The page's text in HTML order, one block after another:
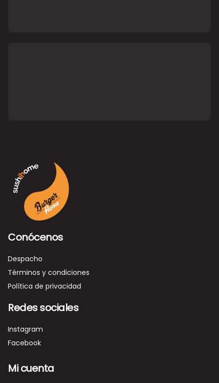
Conócenos
Despacho
Términos y condiciones
Política de privacidad
Redes sociales
Instagram
Facebook
Mi cuenta